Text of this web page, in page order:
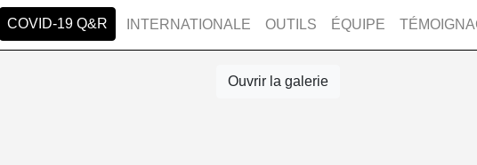
COVID-19 Q&R INTERNATIONALE OUTILS ÉQUIPE
Ouvrir la galerie